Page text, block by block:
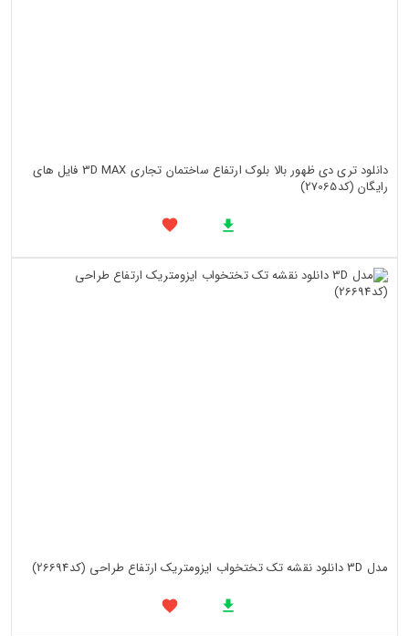
دانلود تری دی ظهور بالا بلوک ارتفاع ساختمان تجاری 3D MAX فایل های
رایگان (کد27065)
مدل 3D دانلود نقشه تک تختخواب ایزومتریک ارتفاع طراحی (کد26694)